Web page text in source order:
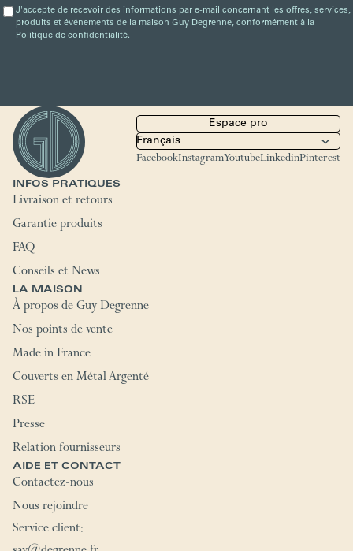
J'accepte de recevoir des informations par e-mail concernant les offres, services,
produits et événements de la maison Guy Degrenne, conformément à la
Politique de confidentialité.
Espace pro
FacebookInstagramYoutubeLinkedinPinterest
INFOS PRATIQUES
Livraison et retours
Garantie produits
FAQ
Conseils et News
LA MAISON
À propos de Guy Degrenne
Nos points de vente
Made in France
Couverts en Métal Argenté
RSE
Presse
Relation fournisseurs
AIDE ET CONTACT
Contactez-nous
Nous rejoindre
Service client: